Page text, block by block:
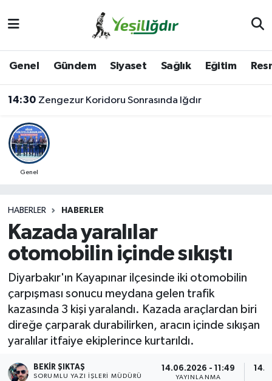
Genel Gündem Siyaset Sağlık Eğitim
14:30 Zengezur Koridoru Sonrasında Iğdır
Genel
HABERLER HABERLER
Kazada yaralılar
otomobilin içinde sıkıştı
Diyarbakır'ın Kayapınar ilçesinde iki otomobilin
çarpışması sonucu meydana gelen trafik
kazasında 3 kişi yaralandı. Kazada araçlardan biri
direğe çarparak durabilirken, aracın içinde sıkışan
yaralılar itfaiye ekiplerince kurtarıldı.
BEKIR ŞIKTAŞ
SORUMLU YAZI İŞLERI MÜDÜRÜ
14.06.2026 - 11:49
YAYINLANMA
İğdir Namaz Vakitleri
Iğdır Trafik Yoğunluk Haritası
Süper Lig Puan Durumu ve Fikstür
Son Dakika Haberleri
Haber Arşivi